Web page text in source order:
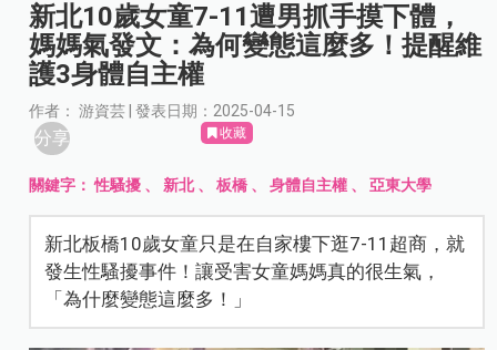
新北10歲女童7-11遭男抓手摸下體，
媽媽氣發文：為何變態這麼多！提醒維
護3身體自主權
作者： 游資芸 | 發表日期：2025-04-15
分享 收藏
關鍵字：性騷擾 、新北、板橋 、身體自主權 、亞東大學
新北板橋10歲女童只是在自家樓下逛7-11超商，就
發生性騷擾事件！讓受害女童媽媽真的很生氣，
「為什麼變態這麼多！」